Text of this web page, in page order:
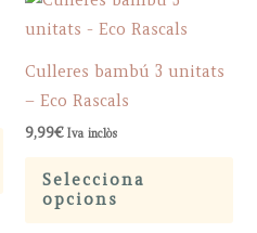
Culleres bambú 3 unitats
– Eco Rascals
9,99€ Iva inclòs
Selecciona
opcions